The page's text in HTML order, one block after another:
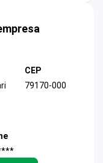
CEP
79170-000